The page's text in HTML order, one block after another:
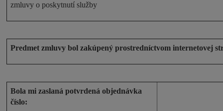
zmluvy o poskytnutí služby
Predmet zmluvy bol zakúpený prostredníctvom internetovej
Bola mi zaslaná potvrdená objednávka
číslo: